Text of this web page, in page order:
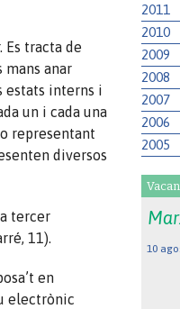
Es tracta de
mans anar
estats interns i
un i cada una
representant
diversos
tercer
11).
en
electrònic
2011
2010
2009
2008
2007
2006
2005
10